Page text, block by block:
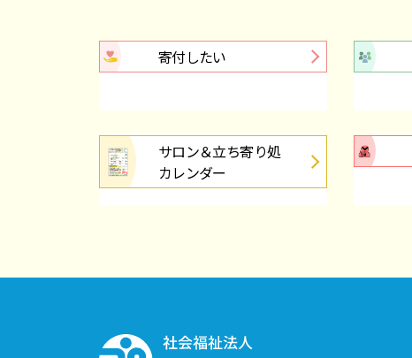
寄付したい
サロン＆立ち寄り処
カレンダー